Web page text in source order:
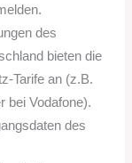
des
bieten die
Tarife an (z.B.
bei Vodafone).
des